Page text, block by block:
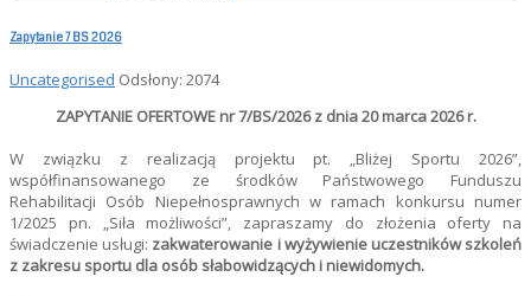
Zapytanie 7 BS 2026
Uncategorised Odsłony: 2074
ZAPYTANIE OFERTOWE nr 7/BS/2026 z dnia 20 marca 2026 r.
W związku z realizacją projektu pt. „Bliżej Sportu 2026”,
współfinansowanego ze środków Państwowego Funduszu
Rehabilitacji Osób Niepełnosprawnych w ramach konkursu numer
1/2025 pn. „Siła możliwości”, zapraszamy do złożenia oferty na
świadczenie usługi: zakwaterowanie i wyżywienie uczestnikówszkoleń
z zakresu sportu dla osób słabowidzących i niewidomych.